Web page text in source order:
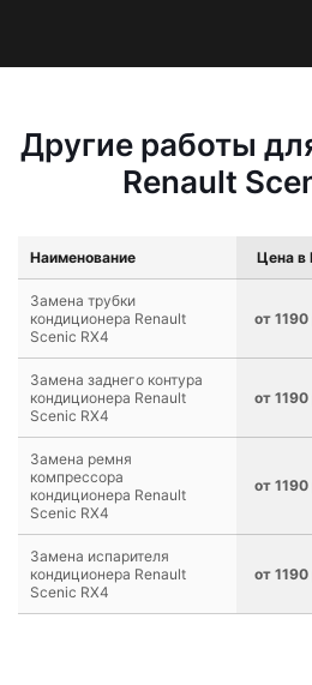
Другие работы
Renault
Наименование Цена в
Замена трубки
кондиционера Renault
Scenic RX4
от 1190
Замена заднего контура
кондиционера Renault
Scenic RX4
от 1190
Замена ремня
компрессора
кондиционера Renault
Scenic RX4
от 1190
Замена испарителя
кондиционера Renault
Scenic RX4
от 1190